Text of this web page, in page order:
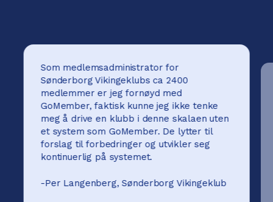
Som medlemsadministrator for
Sønderborg Vikingeklubs ca 2400
medlemmer er jeg fornøyd med
GoMember, faktisk kunne jeg ikke tenke
meg å drive en klubb i denne skalaen uten
et system som GoMember. De lytter til
forslag til forbedringer og utvikler seg
kontinuerlig på systemet.
-Per Langenberg, Sønderborg Vikingeklub